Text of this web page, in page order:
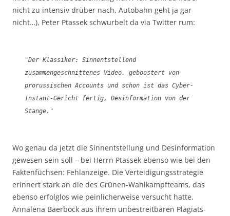
nicht zu intensiv drüber nach, Autobahn geht ja gar
nicht…), Peter Ptassek schwurbelt da via Twitter rum:
"Der Klassiker: Sinnentstellend
zusammengeschnittenes Video, geboostert von
prorussischen Accounts und schon ist das Cyber-
Instant-Gericht fertig, Desinformation von der
Stange."
Wo genau da jetzt die Sinnentstellung und Desinformation
gewesen sein soll – bei Herrn Ptassek ebenso wie bei den
Faktenfüchsen: Fehlanzeige. Die Verteidigungsstrategie
erinnert stark an die des Grünen-Wahlkampfteams, das
ebenso erfolglos wie peinlicherweise versucht hatte,
Annalena Baerbock aus ihrem unbestreitbaren Plagiats-